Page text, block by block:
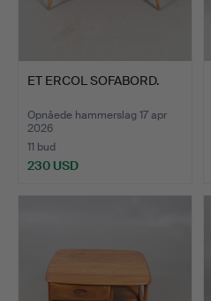
ET ERCOL SOFABORD.
Opnåede hammerslag 17 apr
2026
11 bud
230 USD